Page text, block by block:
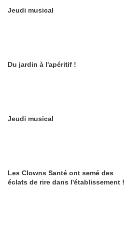
Jeudi musical
Du jardin à l'apéritif !
Jeudi musical
Les Clowns Santé ont semé des
éclats de rire dans l'établissement !